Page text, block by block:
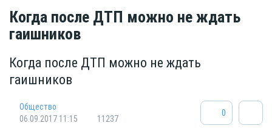
Когда после ДТП можно не ждать
гаишников
Когда после ДТП можно не ждать
гаишников
Общество
06.09.2017 11:15
11237
0